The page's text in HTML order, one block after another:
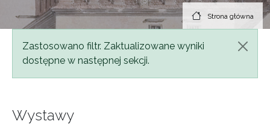
Strona główna
Komunikat
Zastosowano filtr. Zaktualizowane wyniki
dostępne w następnej sekcji.
Wystawy